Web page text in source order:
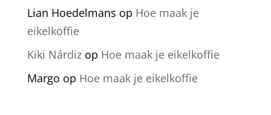
Lian Hoedelmans op Hoe maak je
eikelkoffie
Kiki Nárdizop Hoe maak je eikelkoffie
Margo op Hoe maak je eikelkoffie